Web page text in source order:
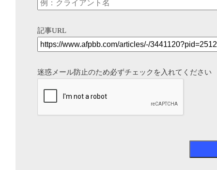
記事URL
迷惑メール防止のため必ずチェックを入れてください